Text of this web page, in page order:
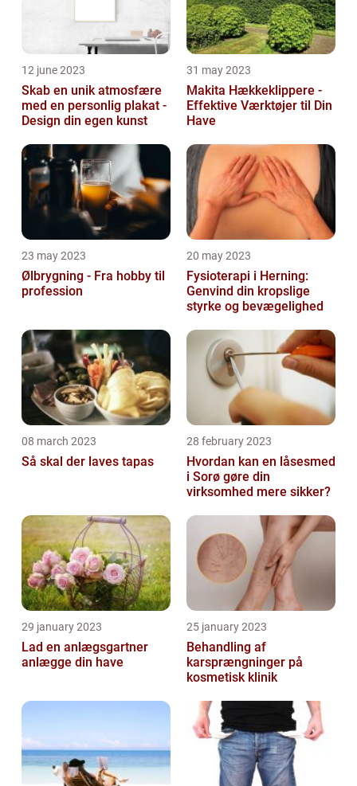
12 june 2023
Skab en unik atmosfære
med en personlig plakat -
Design din egen kunst
31 may 2023
Makita Hækkeklippere -
Effektive Værktøjer til Din
Have
23 may 2023
Ølbrygning - Fra hobby til
profession
20 may 2023
Fysioterapi i Herning:
Genvind din kropslige
styrke og bevægelighed
08 march 2023
Så skal der laves tapas
28 february 2023
Hvordan kan en låsesmed
i Sorø gøre din
virksomhed mere sikker?
29 january 2023
Lad en anlægsgartner
anlægge din have
25 january 2023
Behandling af
karsprængninger på
kosmetisk klinik